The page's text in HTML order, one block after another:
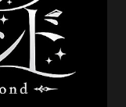
e "Umi no Koe" ,